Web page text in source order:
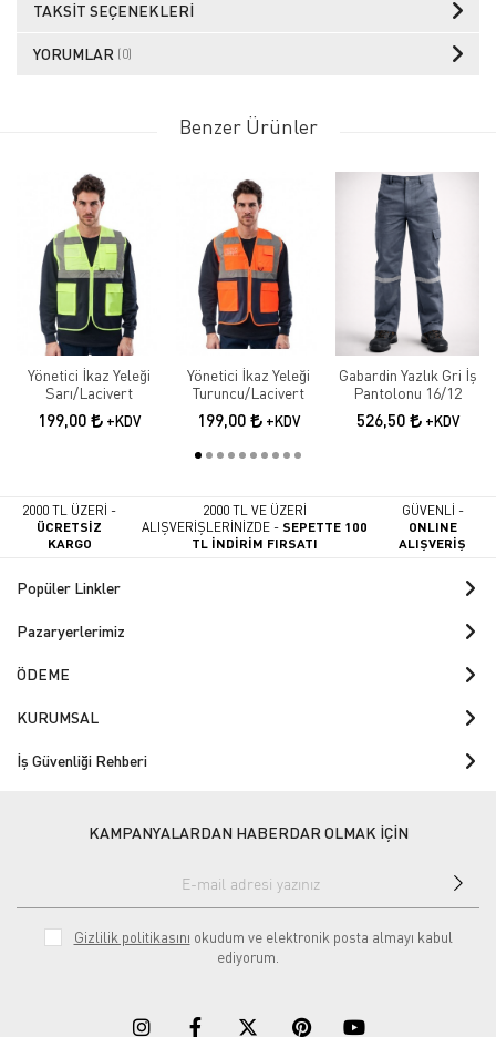
TAKSIT SEÇENEKLERI
YORUMLAR (0)
Benzer Ürünler
Yönetici İkaz Yeleği
Sarı/Lacivert
199,00 +KDV
Yönetici İkaz Yeleği
Turuncu/Lacivert
199,00 +KDV
Gabardin Yazlık Gri İş
Pantolonu 16/12
526,50 +KDV
2000 TL ÜZERİ -
ÜCRETSİZ
KARGO
2000 TL VE ÜZERİ
ALIŞVERİŞLERİNİZDE -SEPETTE 100
TL İNDİRİM FIRSATI
GÜVENLİ -
ONLINE
ALIŞVERİŞ
Popüler Linkler
Pazaryerlerimiz
ÖDEME
KURUMSAL
İş Güvenliği Rehberi
KAMPANYALARDAN HABERDAR OLMAK İÇİN
Gizlilik politikasını okudum ve elektronik posta almayı kabul
ediyorum.